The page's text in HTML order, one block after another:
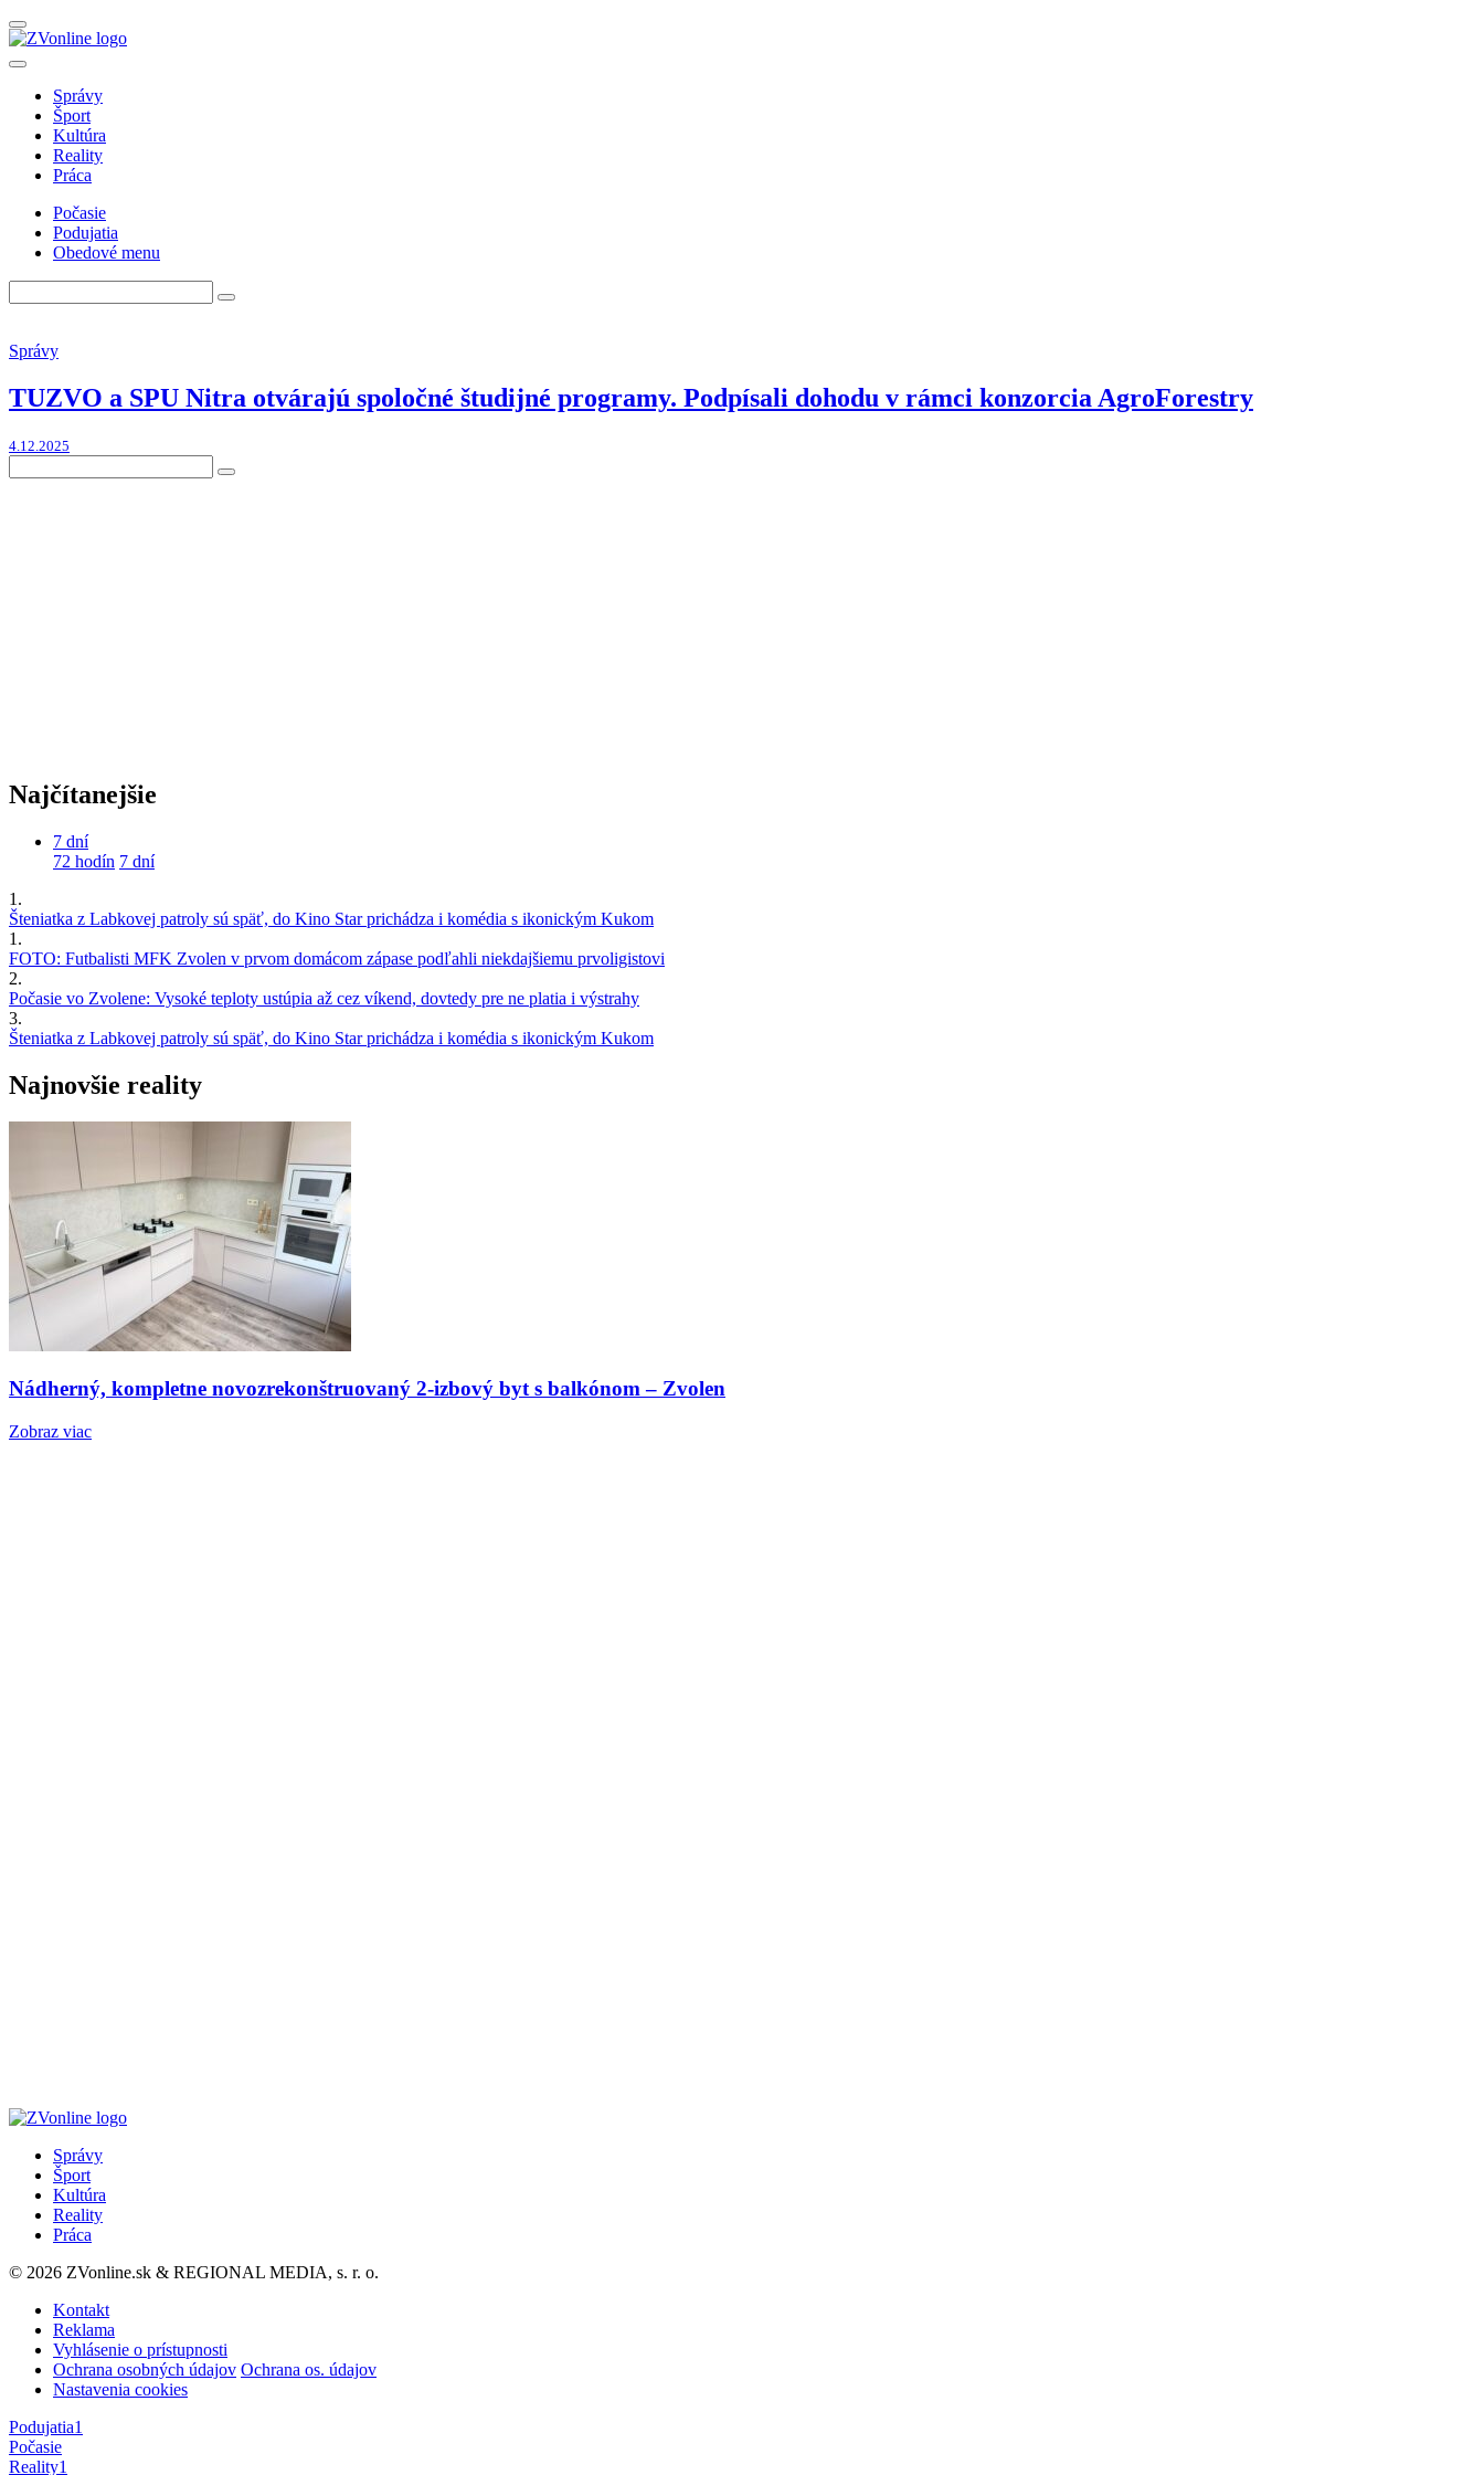
Správy
Šport
Kultúra
Reality
Práca
Počasie
Podujatia
Obedové menu
Správy
TUZVO a SPU Nitra otvárajú spoločné študijné programy. Podpísali dohodu v rámci konzorcia AgroForestry
4.12.2025
Najčítanejšie
7 dní
72 hodín 7 dní
1.
Šteniatka z Labkovej patroly sú späť, do Kino Star prichádza i komédia s ikonickým Kukom
1.
FOTO: Futbalisti MFK Zvolen v prvom domácom zápase podľahli niekdajšiemu prvoligistovi
2.
Počasie vo Zvolene: Vysoké teploty ustúpia až cez víkend, dovtedy pre ne platia i výstrahy
3.
Šteniatka z Labkovej patroly sú späť, do Kino Star prichádza i komédia s ikonickým Kukom
Najnovšie reality
Nádherný, kompletne novozrekonštruovaný 2-izbový byt s balkónom – Zvolen
Zobraz viac
Správy
Šport
Kultúra
Reality
Práca
© 2026 ZVonline.sk & REGIONAL MEDIA, s. r. o.
Kontakt
Reklama
Vyhlásenie o prístupnosti
Ochrana osobných údajov Ochrana os. údajov
Nastavenia cookies
Podujatia1
Počasie
Reality1